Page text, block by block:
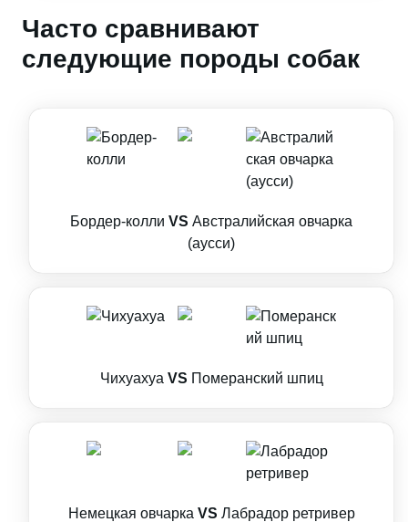
Часто сравнивают
следующие породы собак
Бордер-колли VS Австралийская овчарка
(аусси)
Чихуахуа VS Померанский шпиц
Немецкая овчарка VS Лабрадор ретривер